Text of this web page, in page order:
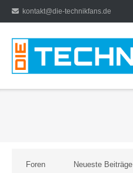
Direkt
zum
Inhalt
kontakt@die-technikfans.de
Foren Neueste Beiträge